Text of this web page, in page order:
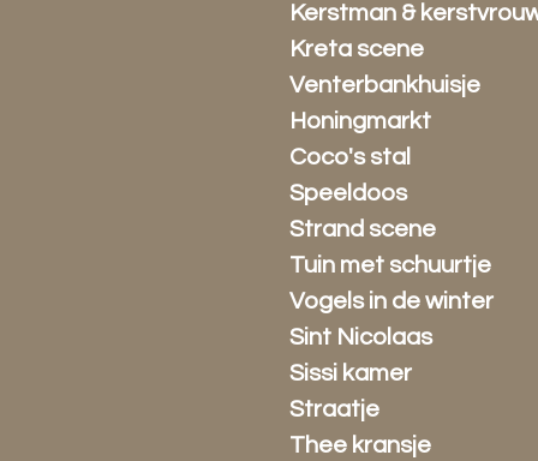
Kerstman &
Kreta scene
Venterbankhuisje
Honingmarkt
Coco's stal
Speeldoos
Strand scene
Tuin met schuurtje
Vogels in de winter
Sint Nicolaas
Sissi kamer
Straatje
Thee kransje